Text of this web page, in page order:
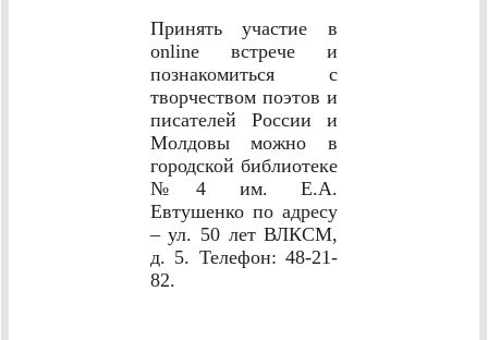
Принять участие в
оnline встрече и
познакомиться с
творчеством поэтов и
писателей России и
Молдовы можно в
городской библиотеке
№4 им. Е.А.
Евтушенко по адресу
– ул. 50 лет ВЛКСМ,
д. 5. Телефон: 48-21-
82.